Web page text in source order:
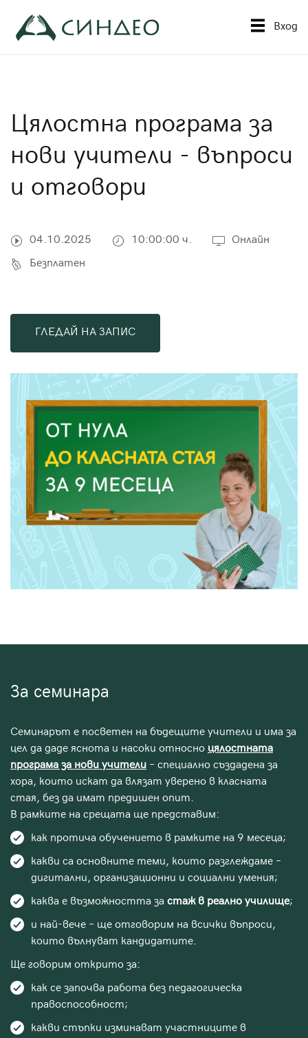
съдържанието
Вход
Цялостна програма за
нови учители - въпроси
и отговори
04.10.2025 10:00:00 ч. Онлайн
Безплатен
ГЛЕДАЙ НА ЗАПИС
За семинара
Семинарът е посветен на бъдещите учители и има за
цел да даде яснота и насоки относно цялостната
програма за нови учители – специално създадена за
хора, които искат да влязат уверено в класната
стая, без да имат предишен опит.
В рамките на срещата ще представим:
как протича обучението в рамките на 9 месеца;
какви са основните теми, които разглеждаме –
дигитални, организационни и социални умения;
каква е възможността за стаж в реално училище;
и най-вече – ще отговорим на всички въпроси,
които вълнуват кандидатите.
Ще говорим открито за:
как се започва работа без педагогическа
правоспособност;
какви стъпки изминават участниците в